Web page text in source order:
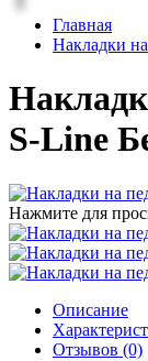
Главная
Накладки
S-Line
Нажмите для
Описание
Отзывов (0)